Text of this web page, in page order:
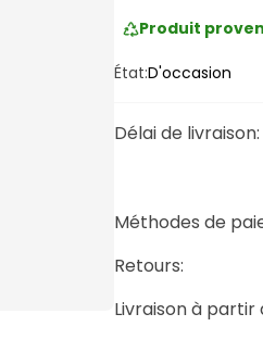
Produit
État:D'occasion
Délai de livraison:
Méthodes de
Retours:
Livraison à partir